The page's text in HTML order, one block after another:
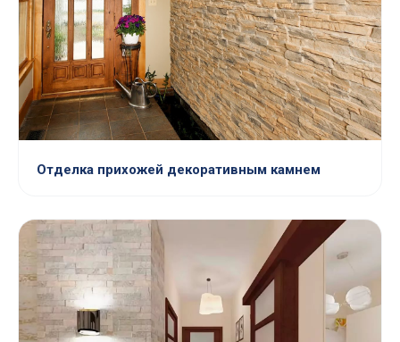
Отделка прихожей декоративным камнем